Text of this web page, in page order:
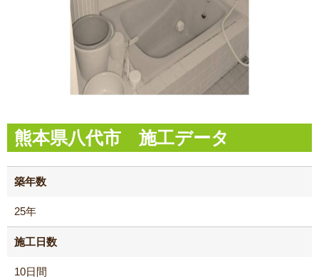
熊本県八代市 施工データ
築年数
25年
施工日数
10日間